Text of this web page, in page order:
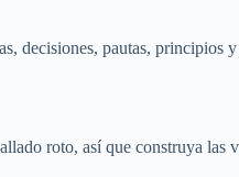
decisiones, pautas,
roto, así que construya las